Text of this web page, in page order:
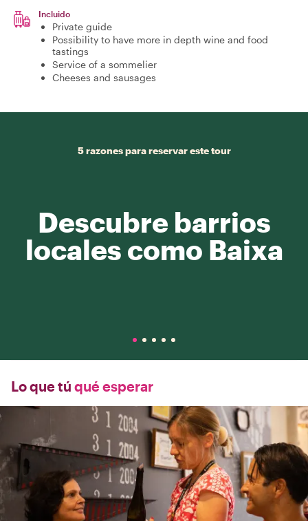
Incluido
Private guide
Possibility to have more in depth wine and food
tastings
Service of a sommelier
Cheeses and sausages
5 razones para reservar este tour
Descubre barrios
locales como Baixa
Lo que tú qué esperar